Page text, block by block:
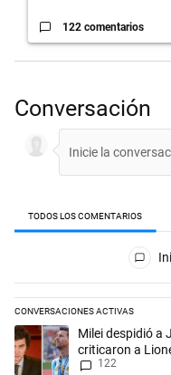
122 comentarios
Conversación
TODOS LOS COMENTARIOS
Todos los
CONVERSACIONES ACTIVAS
Este listado muestra los
Un artículo de tendencia
Milei despidió a
criticaron a
Messi”
122